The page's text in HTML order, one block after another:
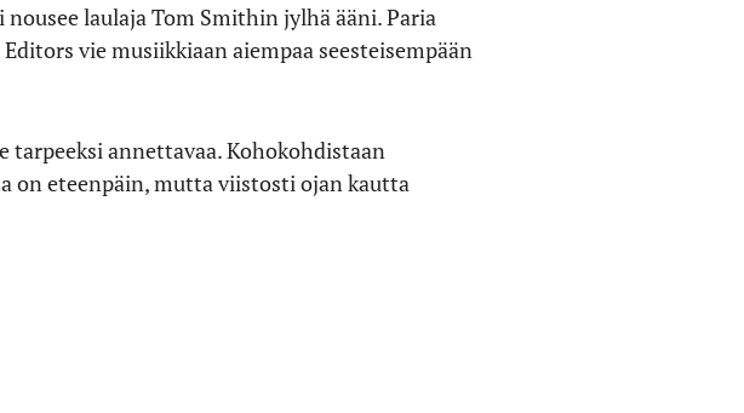
laulaja Tom Smithin jylhä ääni. Paria
vie musiikkiaan aiempaa seesteisempään
tarpeeksi annettavaa. Kohokohdistaan
on eteenpäin, mutta viistosti ojan kautta